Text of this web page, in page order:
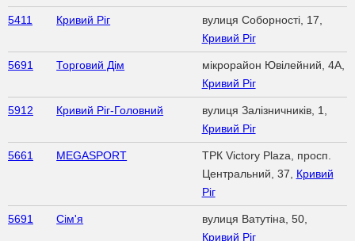
5411 Кривий Ріг
вулиця Соборності, 17,
Кривий Ріг
5691 Торговий Дім
мікрорайон Ювілейний, 4А,
Кривий Ріг
5912 Кривий Ріг-Головний
вулиця Залізничників, 1,
Кривий Ріг
5661 MEGASPORT
ТРК Victory Plaza, просп.
Центральний, 37, Кривий
Ріг
5691 Сім'я
вулиця Ватутіна, 50,
Кривий Ріг